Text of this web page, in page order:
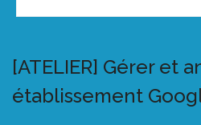
[ATELIER] Gérer et
établissement